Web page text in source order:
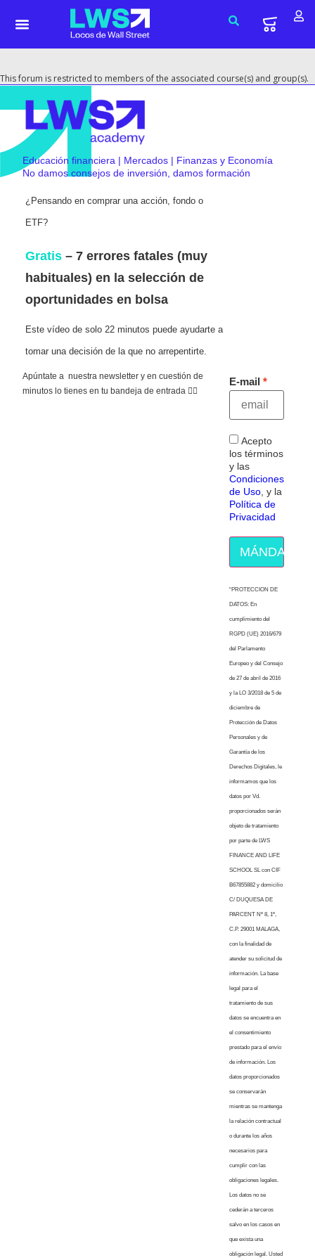
This forum is restricted to members of the associated course(s) and group(s).
Educación financiera | Mercados | Finanzas y Economía
No damos consejos de inversión, damos formación
¿Pensando en comprar una acción, fondo o
ETF?
Gratis – 7 errores fatales (muy
habituales) en la selección de
oportunidades en bolsa
Este vídeo de solo 22 minutos puede ayudarte a
tomar una decisión de la que no arrepentirte.
Apúntate a nuestra newsletter y en cuestión de
minutos lo tienes en tu bandeja de entrada 👇🏻
E-mail
Acepto
los términos
y las
Condiciones
de Uso, y la
Política de
Privacidad
MÁNDAME
“PROTECCION DE
DATOS: En
cumplimiento del
RGPD (UE) 2016/679
del Parlamento
Europeo y del Consejo
de 27 de abril de 2016
y la LO 3/2018 de 5 de
diciembre de
Protección de Datos
Personales y de
Garantía de los
Derechos Digitales, le
informamos que los
datos por Vd.
proporcionados serán
objeto de tratamiento
por parte de LWS
FINANCE AND LIFE
SCHOOL SL con CIF
B67855882 y domicilio
C/ DUQUESA DE
PARCENT Nº 8, 1º,
C.P. 29001 MALAGA,
con la finalidad de
atender su solicitud de
información. La base
legal para el
tratamiento de sus
datos se encuentra en
el consentimiento
prestado para el envío
de información. Los
datos proporcionados
se conservarán
mientras se mantenga
la relación contractual
o durante los años
necesarios para
cumplir con las
obligaciones legales.
Los datos no se
cederán a terceros
salvo en los casos en
que exista una
obligación legal. Usted